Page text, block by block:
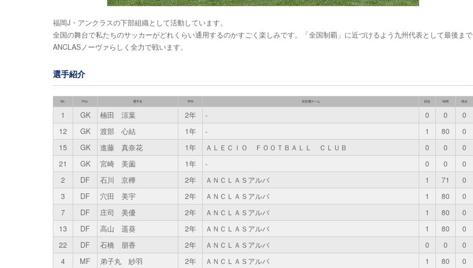
福岡J・アンクラスの下部組織として活動しています。
全国の舞台で私たちのサッカーがどれくらい通用するのかすごく楽しみです。「全国制覇」に近づけるよう九州代表として最後まで
ANCLASノーヴァらしく全力で戦います。
選手紹介
No. Pos. 選手名 学年 前所属チーム 試合 時間 得点
1 GK 楠田 涼葉 2年 - 0 0
0
12
GK 渡部 心結 1年 - 1 80
0
15
GK 進藤 真奈花 1年 ＡＬＥＣＩＯ ＦＯＯＴＢＡＬＬ ＣＬＵＢ 0 0
0
21
GK 宮崎 美薗 1年 - 0 0
0
2
DF 石川 京樺 2年 ＡＮＣＬＡＳアルバ 1 71
0
3
DF 穴田 美宇 2年 ＡＮＣＬＡＳアルバ 1 80
0
7
DF 庄司 美優 2年 ＡＮＣＬＡＳアルバ 1 80
0
13
DF 高山 遥葵 2年 ＡＮＣＬＡＳアルバ 1 80
0
22
DF 石橋 朋香 2年 ＡＮＣＬＡＳアルバ 0 0
0
4
MF 弟子丸 紗羽 2年 ＡＮＣＬＡＳアルバ 1 80
0